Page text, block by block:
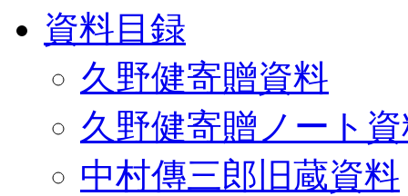
資料目録
久野健寄贈資料
久野健寄贈ノート
中村傳三郎旧蔵資料